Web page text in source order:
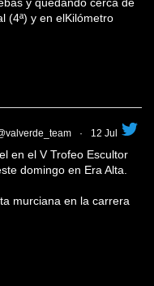
y quedando cerca de
(4ª) y en elKilómetro
· 12 Jul
en el V Trofeo Escultor
domingo en Era Alta.
murciana en la carrera